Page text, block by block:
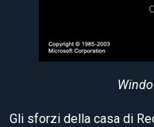
Gli sforzi della casa di